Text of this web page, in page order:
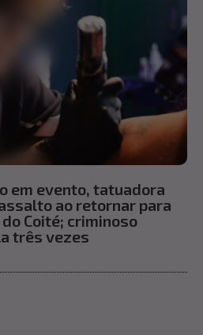
em evento, tatuadora
ao retornar para
Coité; criminoso
três vezes